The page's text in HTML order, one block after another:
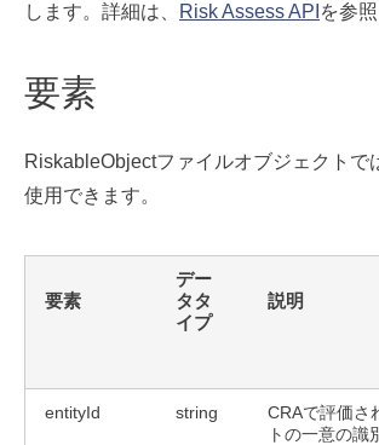
します。詳細は、
Risk Assess API を参
要素
RiskableObjectファイルオブジェクトで
使用できます。
要素
デー
タタ
イプ
説明
entityId string
CRAで評価さ
トの一意の識